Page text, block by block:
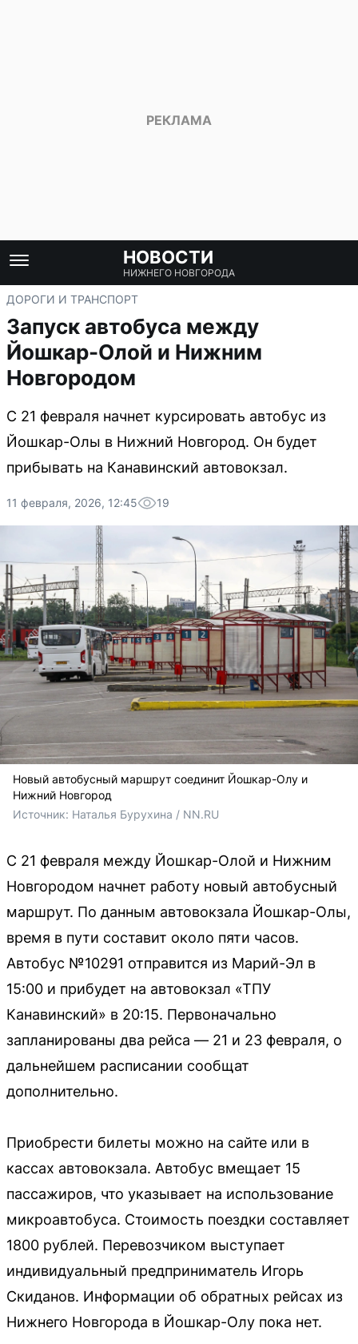
НОВОСТИ
НИЖНЕГО НОВГОРОДА
ДОРОГИ И ТРАНСПОРТ
Запуск автобуса между
Йошкар-Олой и Нижним
Новгородом
С 21 февраля начнет курсировать автобус из
Йошкар-Олы в Нижний Новгород. Он будет
прибывать на Канавинский автовокзал.
11 февраля, 2026, 12:45 19
Новый автобусный маршрут соединит Йошкар-Олу и
Нижний Новгород
Источник: Наталья Бурухина / NN.RU
С 21 февраля между Йошкар-Олой и Нижним
Новгородом начнет работу новый автобусный
маршрут. По данным автовокзала Йошкар-Олы,
время в пути составит около пяти часов.
Автобус №10291 отправится из Марий-Эл в
15:00 и прибудет на автовокзал «ТПУ
Канавинский» в 20:15. Первоначально
запланированы два рейса — 21 и 23 февраля, о
дальнейшем расписании сообщат
дополнительно.
Приобрести билеты можно на сайте или в
кассах автовокзала. Автобус вмещает 15
пассажиров, что указывает на использование
микроавтобуса. Стоимость поездки составляет
1800 рублей. Перевозчиком выступает
индивидуальный предприниматель Игорь
Скиданов. Информации об обратных рейсах из
Нижнего Новгорода в Йошкар-Олу пока нет.